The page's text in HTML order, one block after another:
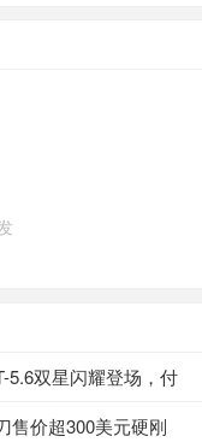
5.6双星闪耀登场，付
售价超300美元硬刚